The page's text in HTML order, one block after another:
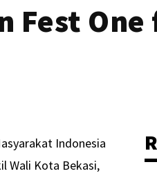
Fest
Indonesia
Wali Kota Bekasi,